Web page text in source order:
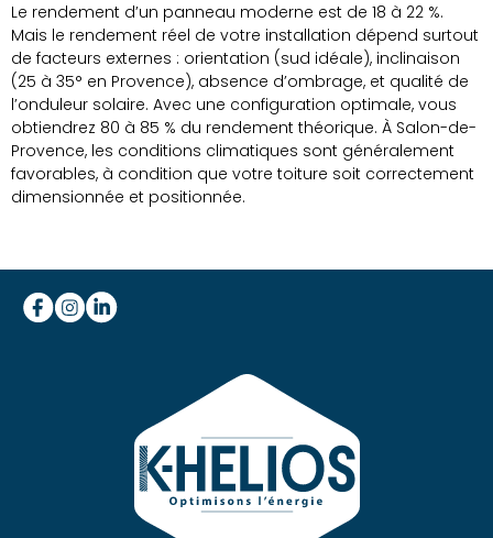
Le rendement d’un panneau moderne est de 18 à 22 %.
Mais le rendement réel de votre installation dépend surtout
de facteurs externes : orientation (sud idéale), inclinaison
(25 à 35° en Provence), absence d’ombrage, et qualité de
l’onduleur solaire. Avec une configuration optimale, vous
obtiendrez 80 à 85 % du rendement théorique. À Salon-de-
Provence, les conditions climatiques sont généralement
favorables, à condition que votre toiture soit correctement
dimensionnée et positionnée.